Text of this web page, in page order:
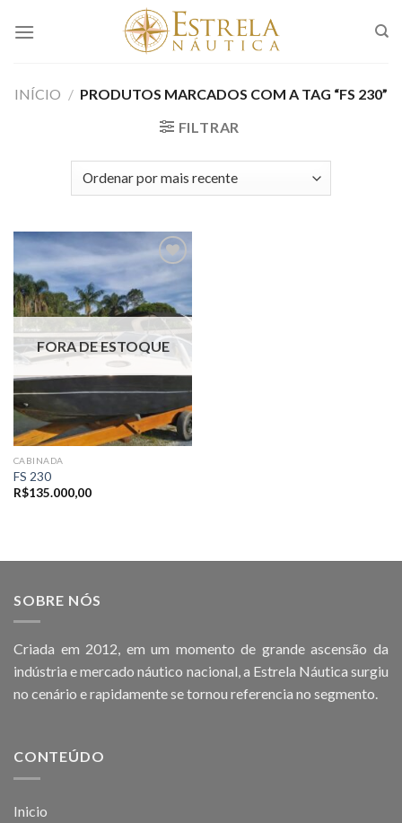
INÍCIO / PRODUTOS MARCADOS COM A TAG “FS 230”
FILTRAR
Adicionar
aos meus
favoritos
FORA DE ESTOQUE
CABINADA
FS 230
R$135.000,00
SOBRE NÓS
Criada em 2012, em um momento de grande ascensão da
indústria e mercado náutico nacional, a Estrela Náutica surgiu
no cenário e rapidamente se tornou referencia no segmento.
CONTEÚDO
Inicio